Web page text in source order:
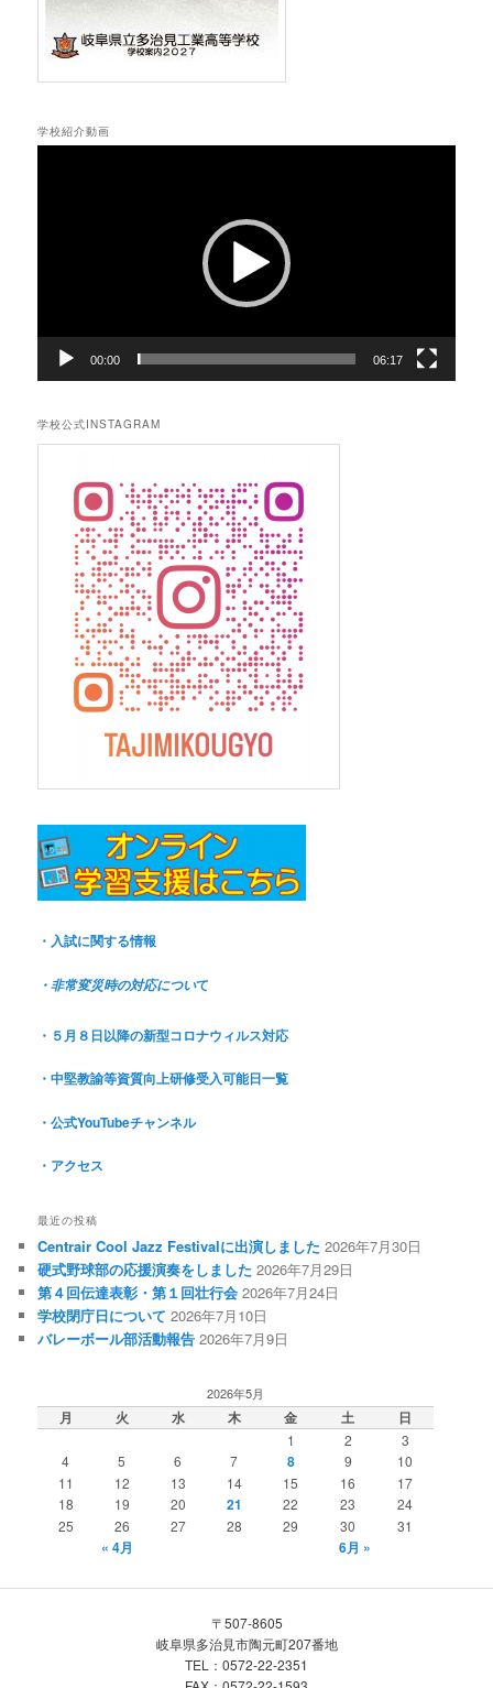
学校紹介動画
00:00 06:17
学校公式INSTAGRAM
・入試に関する情報
・非常変災時の対応について
・５月８日以降の新型コロナウィルス対応
・中堅教諭等資質向上研修受入可能日一覧
・公式YouTubeチャンネル
・アクセス
最近の投稿
Centrair Cool Jazz Festivalに出演しました 2026年7月30日
硬式野球部の応援演奏をしました 2026年7月29日
第４回伝達表彰・第１回壮行会 2026年7月24日
学校閉庁日について 2026年7月10日
バレーボール部活動報告 2026年7月9日
2026年5月
月 火 水 木 金 土 日
1 2
3
4
5 6 7 8 9
10
11
12 13 14 15 16
17
18
19 20 21 22 23
24
25
26 27 28 29 30 31
« 4月 6月 »
〒507-8605
岐阜県多治見市陶元町207番地
TEL：0572-22-2351